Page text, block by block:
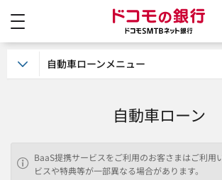
自動車ローン
BaaS提携サービスをご利用のお客さまはご利用
ビスや特典等が一部異なる場合があります。
自動車ローンメニュー